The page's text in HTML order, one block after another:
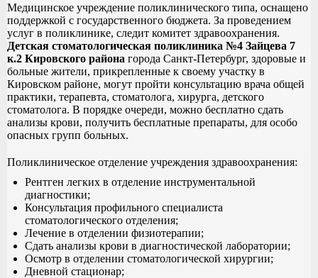
Медицинское учреждение поликлинического типа, оснащено
поддержкой с государственного бюджета. За проведением
услуг в поликлинике, следит комитет здравоохранения.
Детская стоматологическая поликлиника №4 Зайцева 7
к.2 Кировского района города Санкт-Петербург, здоровые и
больные жители, прикрепленные к своему участку в
Кировском районе, могут пройти консультацию врача общей
практики, терапевта, стоматолога, хирурга, детского
стоматолога. В порядке очереди, можно бесплатно сдать
анализы крови, получить бесплатные препараты, для особо
опасных групп больных.
Поликлиническое отделение учреждения здравоохранения:
Рентген легких в отделение инструментальной
диагностики;
Консультация профильного специалиста
стоматологического отделения;
Лечение в отделении физиотерапии;
Сдать анализы крови в диагностической лаборатории;
Осмотр в отделении стоматологической хирургии;
Дневной стационар;